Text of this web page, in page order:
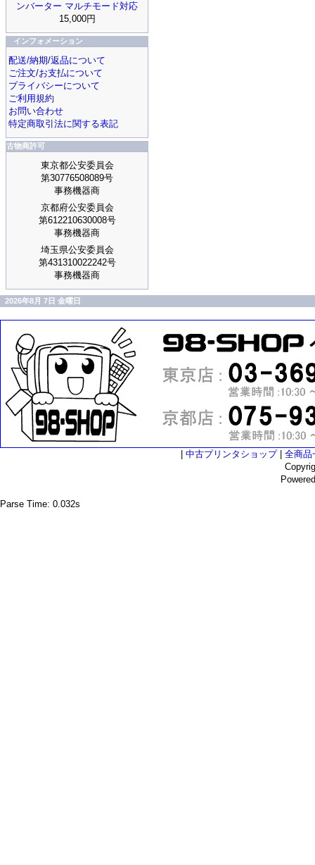
ンバーター マルチモード対応
15,000円
インフォメーション
配送/納期/返品について
ご注文/お支払について
プライバシーについて
ご利用規約
お問い合わせ
特定商取引法に関する表記
古物商許可
東京都公安委員会
第30776508089号
事務機器商
京都府公安委員会
第612210630008号
事務機器商
埼玉県公安委員会
第431310022242号
事務機器商
2026年8月 7日 金曜日
中古プリンタショップ| 全商品
Parse Time: 0.032s